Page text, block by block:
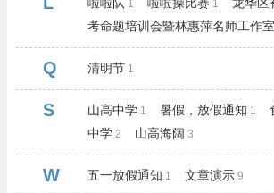
1 1
考命题培训会暨林惠萍名师工作
Q 清明节 1
S 山高中学 1 暑假，放假通知 1
中学 2 山高海阔 3
W 五一放假通知 1 文章演示 9